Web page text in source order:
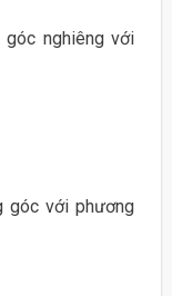
nghiêng với
góc với phương